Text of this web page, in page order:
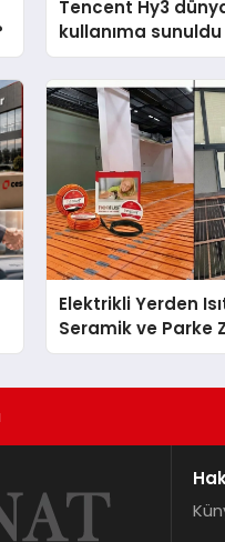
Tencent Hy3
kullanıma sunuldu
Elektrikli Yerden
Seramik ve Parke
En Verimli